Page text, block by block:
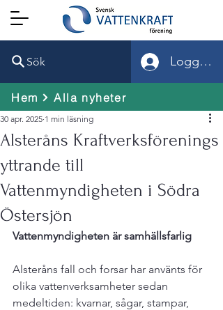
Sök Logga in
Hem Alla nyheter
Alsteråns Kraftverksförenings
yttrande till
Vattenmyndigheten i Södra
Östersjön
30 apr. 2025 1 min läsning
Vattenmyndigheten är samhällsfarlig
Alsteråns fall och forsar har använts för
olika vattenverksamheter sedan
medeltiden: kvarnar, sågar, stampar,